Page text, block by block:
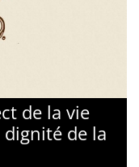
de la vie
de la